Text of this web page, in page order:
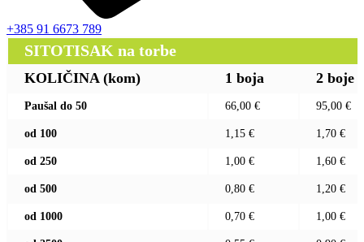
+385 91 6673 789
SITOTISAK na torbe
KOLIČINA (kom) 1 boja 2 boje
Paušal do 50 66,00 € 95,00 €
od 100 1,15 € 1,70 €
od 250 1,00 € 1,60 €
od 500 0,80 € 1,20 €
od 1000 0,70 € 1,00 €